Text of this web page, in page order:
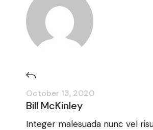
October 13, 2020
Bill McKinley
Integer malesuada nunc vel